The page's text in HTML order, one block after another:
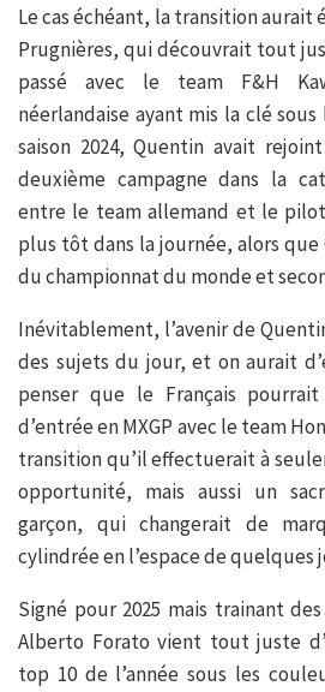
Le cas échéant, la transition
Prugnières, qui découvrait tout
passé avec le team F&H
néerlandaise ayant mis la clé
saison 2024, Quentin avait
deuxième campagne dans la
entre le team allemand et le
plus tôt dans la journée, alors
du championnat du monde et
Inévitablement, l’avenir de
des sujets du jour, et on aurait
penser que le Français
d’entrée en MXGP avec le team
transition qu’il effectuerait à
opportunité, mais aussi un
garçon, qui changerait de
cylindrée en l’espace de quelques
Signé pour 2025 mais trainant
Alberto Forato vient tout juste
top 10 de l’année sous les